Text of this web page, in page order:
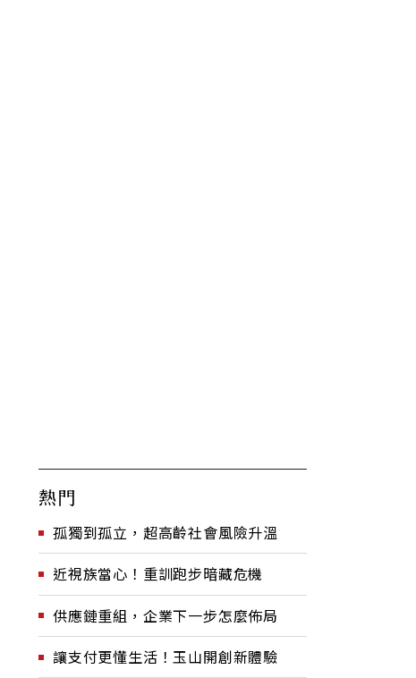
熱門
孤獨到孤立，超高齡社會風險升溫
近視族當心！重訓跑步暗藏危機
供應鏈重組，企業下一步怎麼佈局
讓支付更懂生活！玉山開創新體驗